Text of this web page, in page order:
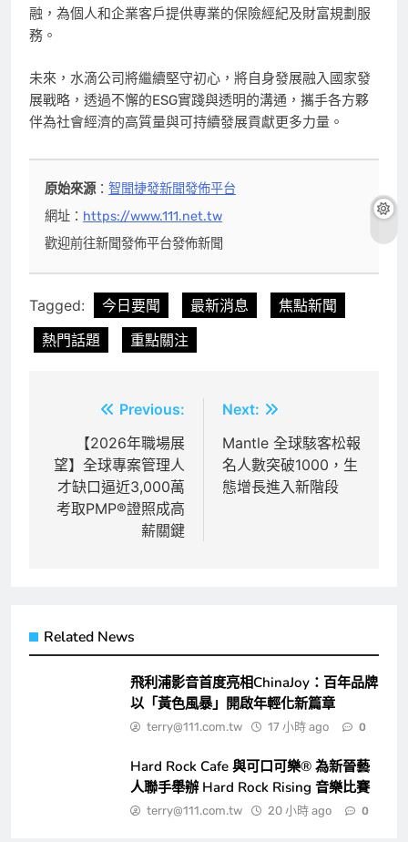
融，為個人和企業客戶提供專業的保險經紀及財富規劃服
務。
未來，水滴公司將繼續堅守初心，將自身發展融入國家發
展戰略，透過不懈的ESG實踐與透明的溝通，攜手各方夥
伴為社會經濟的高質量與可持續發展貢獻更多力量。
原始來源：智聞捷發新聞發佈平台
網址： https://www.111.net.tw
歡迎前往新聞發佈平台發佈新聞
Tagged: 今日要聞 最新消息
焦點新聞
熱門話題
重點關注
導
覽
Previous:
【2026年職場展
望】全球專案管理人
才缺口逼近3,000萬
考取PMP®證照成高
薪關鍵
Next:
Mantle 全球駭客松報
名人數突破1000，生
態增長進入新階段
Related News
飛利浦影音首度亮相ChinaJoy：百年品牌
以「黃色風暴」開啟年輕化新篇章
terry@111.com.tw 17 小時 ago 0
Hard Rock Cafe 與可口可樂® 為新晉藝
人聯手舉辦 Hard Rock Rising 音樂比賽
terry@111.com.tw 20 小時 ago 0